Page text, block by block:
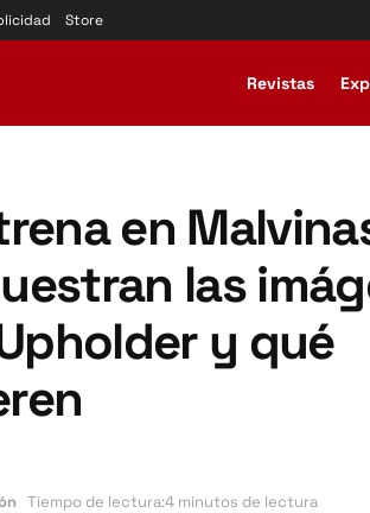
Store
Revistas
en
las
y qué
Tiempo de lectura:4 minutos de lectura